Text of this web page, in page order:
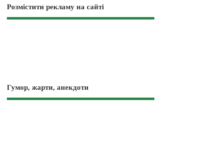
Розмістити рекламу на сайті
Гумор, жарти, анекдоти